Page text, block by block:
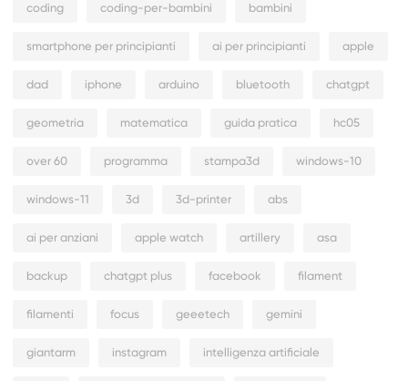
coding coding-per-bambini bambini
smartphone per principianti ai per principianti apple
dad iphone arduino bluetooth chatgpt
geometria matematica guida pratica hc05
over 60 programma stampa3d windows-10
windows-11 3d 3d-printer abs
ai per anziani apple watch artillery asa
backup chatgpt plus facebook filament
filamenti focus geeetech gemini
giantarm instagram intelligenza artificiale